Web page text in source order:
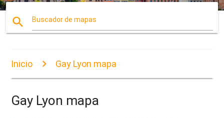
search Buscador de mapas
Inicio Gay Lyon mapa
Gay Lyon mapa